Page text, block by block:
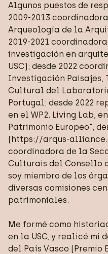
Algunos puestos de
2009-2013
Arqueología de la
2019-2021
investigación en
USC); desde 2022
Investigación Paisajes,
Cultural del
Portugal; desde 2022
en el WP2. Living Lab,
Patrimonio Europeo",
(https://arqus-
coordinadora de la
Culturais del Consello
soy miembro de los
diversas comisiones
patrimoniales.
Me formé como
en la USC, y realicé mi
del País Vasco (Premio